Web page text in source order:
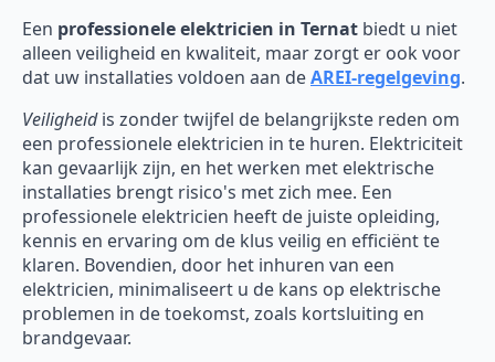
Een professionele elektricien in Ternat biedt u niet
alleen veiligheid en kwaliteit, maar zorgt er ook voor
dat uw installaties voldoen aan deAREI-regelgeving.
Veiligheidis zonder twijfel de belangrijkste reden om
een professionele elektricien in te huren. Elektriciteit
kan gevaarlijk zijn, en het werken met elektrische
installaties brengt risico's met zich mee. Een
professionele elektricien heeft de juiste opleiding,
kennis en ervaring om de klus veilig en efficiënt te
klaren. Bovendien, door het inhuren van een
elektricien, minimaliseert u de kans op elektrische
problemen in de toekomst, zoals kortsluiting en
brandgevaar.